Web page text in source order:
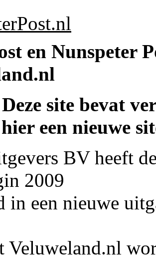
en Nunspeter
site bevat
een nieuwe
BV heeft
2009
in een nieuwe
Veluweland.nl